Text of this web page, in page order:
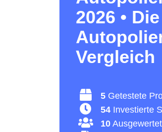
2026 •
Vergleich
5 Getestete
54 Investierte
10